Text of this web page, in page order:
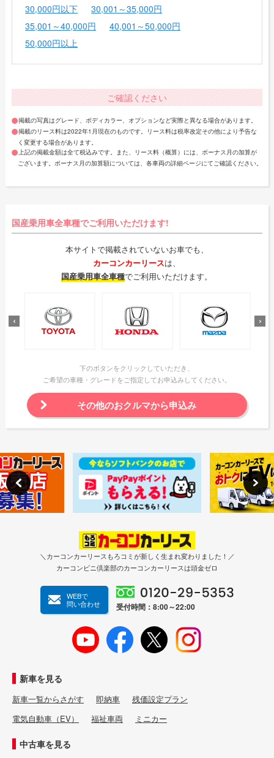
30,000円以下
30,001～35,000円
35,001～40,000円
40,001～50,000円
50,000円以上
ご確認ください
掲載の写真はグレード、ボディカラー、オプションなど実際と異なる場合があります。
掲載のリース料は2022年1月現在のものです。リース料は税率改定その他により予告な
く変更する場合があります。
上記の掲載金額は全て税込みです。また、リース料（概算）には、ボーナス月の加算が
ございます。ボーナス月の加算額については、各車両の詳細ページにてご確認ください。
国産乗用車全車種でご利用いただけます!
本サイトで掲載されていないお車でも、
カーコンカーリースは、
国産乗用車全車種でご利用いただけます。
下のボタンをクリックしていただき、
ご希望の車種・グレードをご指定してお申込みしてください。
その他のおクルマから申込み
＼カーコンカーリースもろコミが新しく生まれ変わりました！／
カーコンビニ倶楽部のカーコンカーリースは頭金ゼロ
WEBで
問い合わせ
受付時間：8:00～22:00
新車を見る
新車一覧からさがす 即納車
残価設定プラン
電気自動車（EV）
福祉車両 ミニカー
中古車を見る